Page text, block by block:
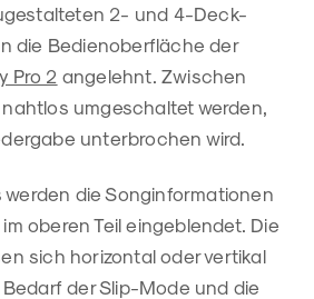
2- und 4-Deck-
die Bedienoberfläche der
Pro 2 angelehnt. Zwischen
umgeschaltet werden,
unterbrochen wird.
die Songinformationen
oberen Teil eingeblendet. Die
sich horizontal oder vertikal
der Slip-Mode und die